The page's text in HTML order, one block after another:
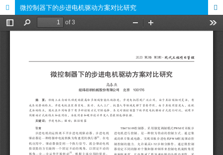
微控制器下的步进电机驱动方案对比研究